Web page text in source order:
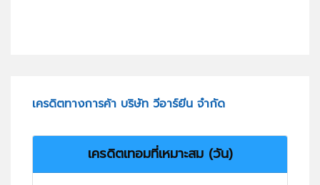
เครดิตทางการค้า บริษัท วีอาร์ยีน จำกัด
เครดิตเทอมที่เหมาะสม (วัน)